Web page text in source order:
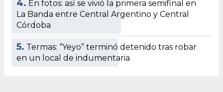
4. En fotos: así se vivió la primera semifinal en
La Banda entre Central Argentino y Central
Córdoba
5. Termas: “Yeyo” terminó detenido tras robar
en un local de indumentaria